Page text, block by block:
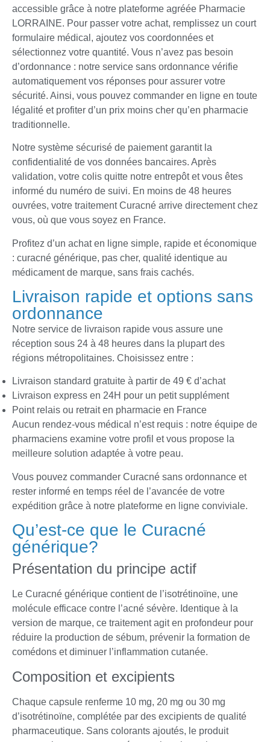
accessible grâce à notre plateforme agréée Pharmacie
LORRAINE. Pour passer votre achat, remplissez un court
formulaire médical, ajoutez vos coordonnées et
sélectionnez votre quantité. Vous n’avez pas besoin
d’ordonnance : notre service sans ordonnance vérifie
automatiquement vos réponses pour assurer votre
sécurité. Ainsi, vous pouvez commander en ligne en toute
légalité et profiter d’un prix moins cher qu’en pharmacie
traditionnelle.
Notre système sécurisé de paiement garantit la
confidentialité de vos données bancaires. Après
validation, votre colis quitte notre entrepôt et vous êtes
informé du numéro de suivi. En moins de 48 heures
ouvrées, votre traitement Curacné arrive directement chez
vous, où que vous soyez en France.
Profitez d’un achat en ligne simple, rapide et économique
: curacné générique, pas cher, qualité identique au
médicament de marque, sans frais cachés.
Livraison rapide et options sans
ordonnance
Notre service de livraison rapide vous assure une
réception sous 24 à 48 heures dans la plupart des
régions métropolitaines. Choisissez entre :
Livraison standard gratuite à partir de 49 € d’achat
Livraison express en 24H pour un petit supplément
Point relais ou retrait en pharmacie en France
Aucun rendez-vous médical n’est requis : notre équipe de
pharmaciens examine votre profil et vous propose la
meilleure solution adaptée à votre peau.
Vous pouvez commander Curacné sans ordonnance et
rester informé en temps réel de l’avancée de votre
expédition grâce à notre plateforme en ligne conviviale.
Qu’est-ce que le Curacné
générique?
Présentation du principe actif
Le Curacné générique contient de l’isotrétinoïne, une
molécule efficace contre l’acné sévère. Identique à la
version de marque, ce traitement agit en profondeur pour
réduire la production de sébum, prévenir la formation de
comédons et diminuer l’inflammation cutanée.
Composition et excipients
Chaque capsule renferme 10 mg, 20 mg ou 30 mg
d’isotrétinoïne, complétée par des excipients de qualité
pharmaceutique. Sans colorants ajoutés, le produit